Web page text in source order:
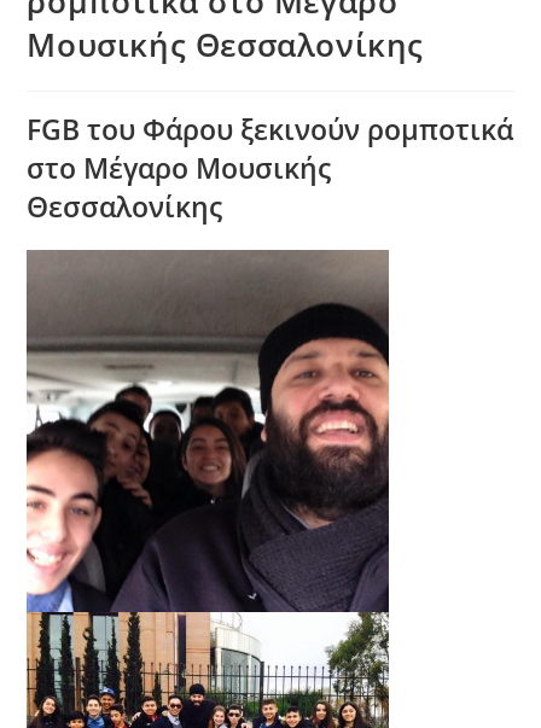
Μουσικής Θεσσαλονίκης
FGB του Φάρου ξεκινούν ρομποτικά
στο Μέγαρο Μουσικής
Θεσσαλονίκης